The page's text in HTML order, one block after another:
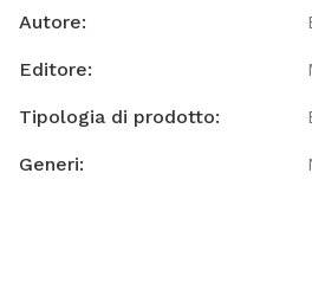
Autore:
Editore:
Tipologia di prodotto:
Generi: